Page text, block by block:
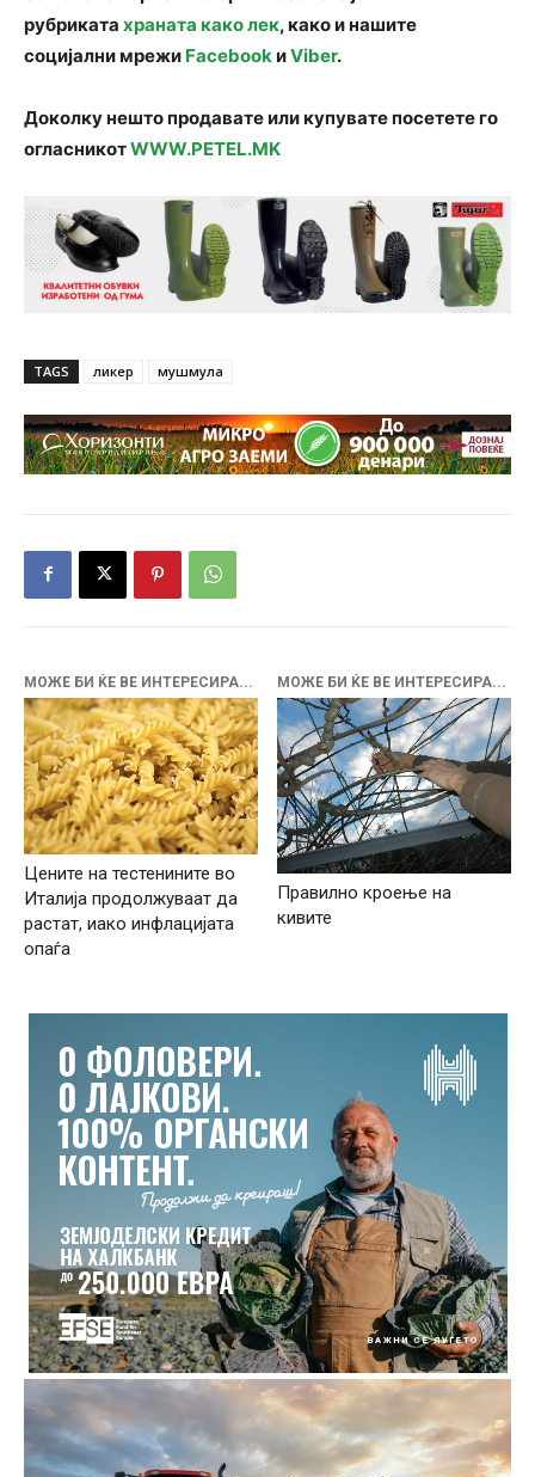
рубриката храната како лек, како и нашите
социјални мрежи FacebookиViber.
Доколку нешто продавате или купувате посетете го
огласникотWWW.PETEL.MK
TAGS ликер мушмула
МОЖЕ БИ ЌЕ ВЕ ИНТЕРЕСИРА...
Цените на тестенините во
Италија продолжуваат да
растат, иако инфлацијата
опаѓа
МОЖЕ БИ ЌЕ ВЕ ИНТЕРЕСИРА...
Правилно кроење на
кивите